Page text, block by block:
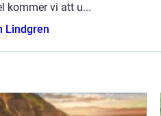
kommer vi att u...
Lindgren